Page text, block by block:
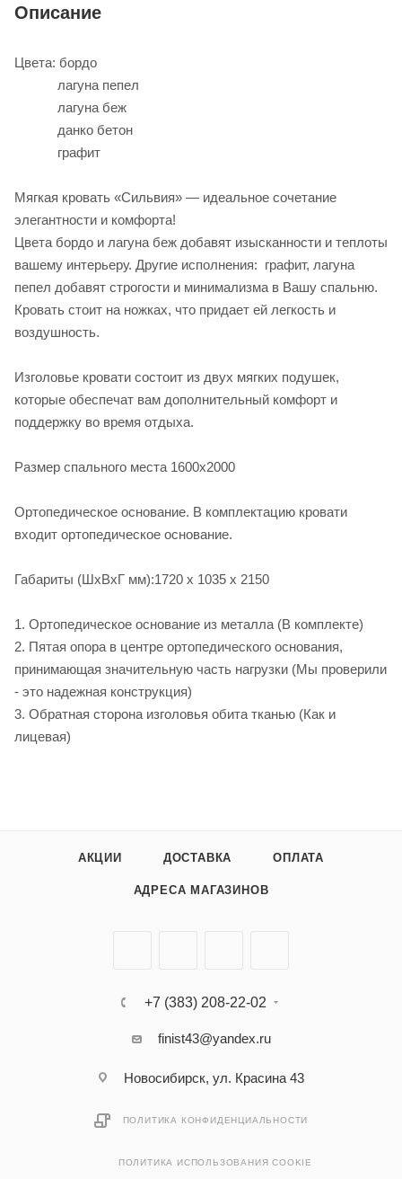
Описание
Цвета: бордо
лагуна пепел
лагуна беж
данко бетон
графит
Мягкая кровать «Сильвия» — идеальное сочетание
элегантности и комфорта!
Цвета бордо и лагуна беж добавят изысканности и теплоты
вашему интерьеру. Другие исполнения: графит, лагуна
пепел добавят строгости и минимализма в Вашу спальню.
Кровать стоит на ножках, что придает ей легкость и
воздушность.
Изголовье кровати состоит из двух мягких подушек,
которые обеспечат вам дополнительный комфорт и
поддержку во время отдыха.
Размер спального места 1600х2000
Ортопедическое основание. В комплектацию кровати
входит ортопедическое основание.
Габариты (ШхВхГ мм):1720 х 1035 х 2150
1. Ортопедическое основание из металла (В комплекте)
2. Пятая опора в центре ортопедического основания,
принимающая значительную часть нагрузки (Мы проверили
- это надежная конструкция)
3. Обратная сторона изголовья обита тканью (Как и
лицевая)
АКЦИИ ДОСТАВКА ОПЛАТА
АДРЕСА МАГАЗИНОВ
+7 (383) 208-22-02
finist43@yandex.ru
Новосибирск, ул. Красина 43
ПОЛИТИКА КОНФИДЕНЦИАЛЬНОСТИ
ПОЛИТИКА ИСПОЛЬЗОВАНИЯ COOKIE